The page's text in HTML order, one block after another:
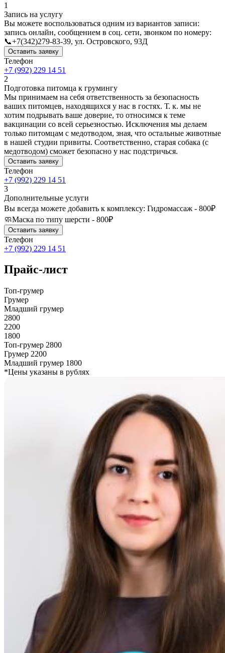
1
Запись на услугу
Вы можете воспользоваться одним из вариантов записи:
запись онлайн, сообщением в соц. сети, звонком по номеру:
📞+7(342)279-83-39, ул. Островского, 93Д
Оставить заявку
Телефон
+7 (992) 229 14 51
2
Подготовка питомца к грумингу
Мы принимаем на себя ответственность за безопасность
ваших питомцев, находящихся у нас в гостях. Т. к. мы не
хотим подрывать ваше доверие, то относимся к теме
вакцинации со всей серьезностью. Исключения мы делаем
только питомцам с медотводом, зная, что остальные животные
в нашей студии привиты. Соответственно, старая собака (с
медотводом) сможет безопасно у нас подстричься.
Оставить заявку
Телефон
+7 (992) 229 14 51
3
Дополнительные услуги
Вы всегда можете добавить к комплексу: Гидромассаж - 800₽
🧼Маска по типу шерсти - 800₽
Оставить заявку
Телефон
+7 (992) 229 14 51
Прайс-лист
Топ-грумер
Грумер
Младший грумер
2800
2200
1800
Топ-грумер 2800
Грумер 2200
Младший грумер 1800
*Цены указаны в рублях